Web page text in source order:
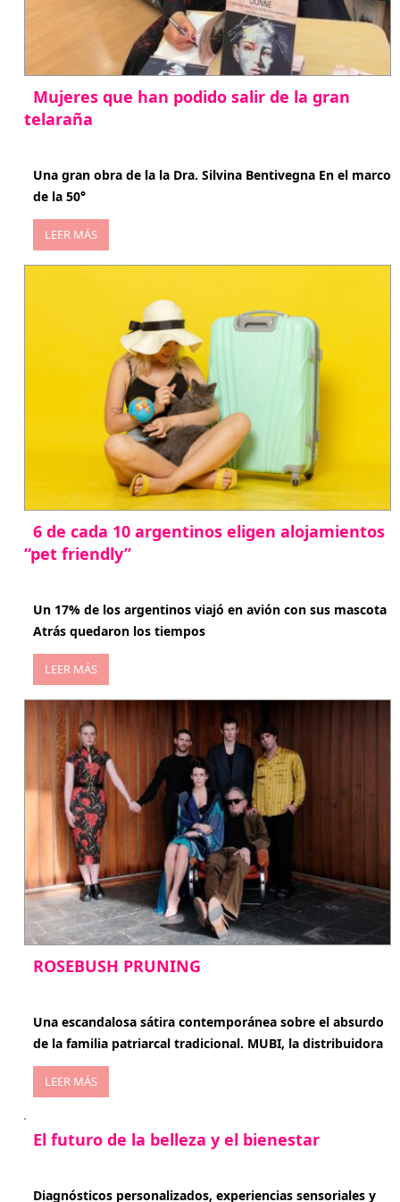
Mujeres que han podido salir de la gran
telaraña
Una gran obra de la la Dra. Silvina Bentivegna En el marco
de la 50°
LEER MÁS
6 de cada 10 argentinos eligen alojamientos
“pet friendly”
Un 17% de los argentinos viajó en avión con sus mascota
Atrás quedaron los tiempos
LEER MÁS
ROSEBUSH PRUNING
Una escandalosa sátira contemporánea sobre el absurdo
de la familia patriarcal tradicional. MUBI, la distribuidora
LEER MÁS
El futuro de la belleza y el bienestar
Diagnósticos personalizados, experiencias sensoriales y